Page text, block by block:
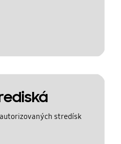
stredísk